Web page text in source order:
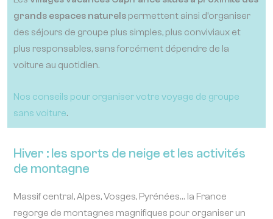
grands espaces naturels permettent ainsi d’organiser
des séjours de groupe plus simples, plus conviviaux et
plus responsables, sans forcément dépendre de la
voiture au quotidien.
Nos conseils pour organiser votre voyage de groupe
sans voiture.
Hiver : les sports de neige et les activités
de montagne
Massif central, Alpes, Vosges, Pyrénées… la France
regorge de montagnes magnifiques pour organiser un